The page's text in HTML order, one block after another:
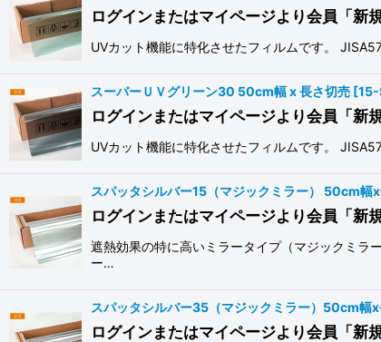
ログインまたはマイページより会員「新
UVカット機能に特化させたフィルムです。
スーパーＵＶグリーン30 50cm幅 x 長さ切売 [
ログインまたはマイページより会員「新
UVカット機能に特化させたフィルムです。
スパッタシルバー15（マジックミラー） 50cm幅
ログインまたはマイページより会員「新
遮熱効果の特に高いミラータイプ（マジックミラ
ー…
スパッタシルバー35（マジックミラー）50cm幅
ログインまたはマイページより会員「新